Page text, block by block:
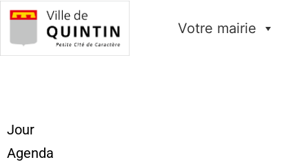
Votre mairie
Jour
Agenda